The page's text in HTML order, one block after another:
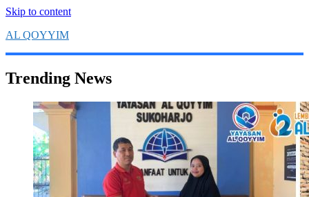
Skip to content
AL QOYYIM
Yayasan Al Qoyyim Sukoharjo
Trending News